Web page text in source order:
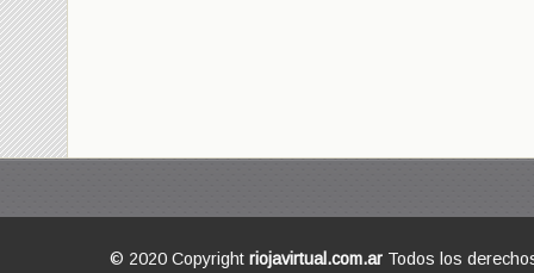
© 2020 Copyright riojavirtual.com.ar Todos los